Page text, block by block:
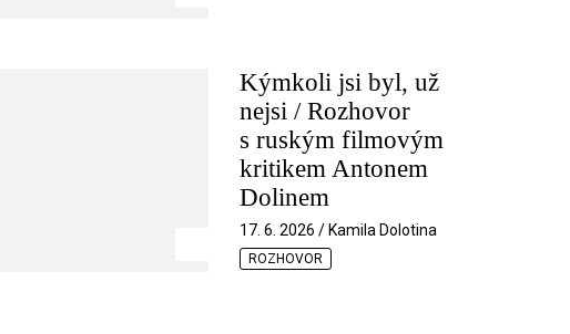
Kýmkoli jsi byl, už
nejsi / Rozhovor
s ruským filmovým
kritikem Antonem
Dolinem
17. 6. 2026 / Kamila Dolotina
ROZHOVOR